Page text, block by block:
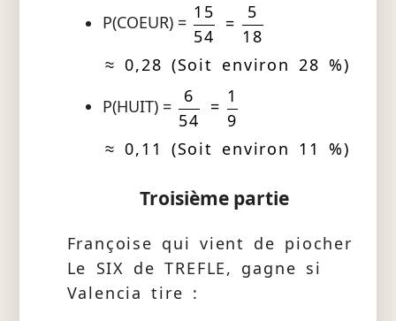
P(COEUR) =
15
54
=
5
18
≈ 0,28 (Soit environ 28 %)
P(HUIT) =
6
54
=
1
9
≈ 0,11 (Soit environ 11 %)
Troisième partie
Françoise qui vient de piocher
Le SIX de TREFLE, gagne si
Valencia tire :